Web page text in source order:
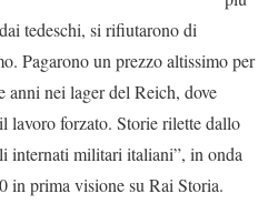
tedeschi, si rifiutarono di
Pagarono un prezzo altissimo per
anni nei lager del Reich, dove
lavoro forzato. Storie rilette dallo
internati militari italiani”, in onda
in prima visione su Rai Storia.